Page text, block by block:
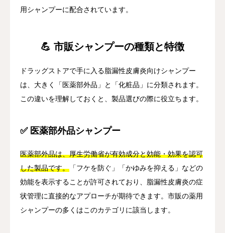
用シャンプーに配合されています。
💪 市販シャンプーの種類と特徴
ドラッグストアで手に入る脂漏性皮膚炎向けシャンプー
は、大きく「医薬部外品」と「化粧品」に分類されます。
この違いを理解しておくと、製品選びの際に役立ちます。
✅ 医薬部外品シャンプー
医薬部外品は、厚生労働省が有効成分と効能・効果を認可
した製品です。 「フケを防ぐ」「かゆみを抑える」などの
効能を表示することが許可されており、脂漏性皮膚炎の症
状管理に直接的なアプローチが期待できます。市販の薬用
シャンプーの多くはこのカテゴリに該当します。